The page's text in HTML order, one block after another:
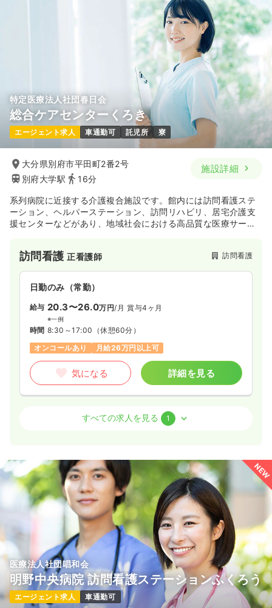
特定医療法人社団春日会
総合ケアセンターくろき
エージェント求人 車通勤可 託児所 寮
大分県別府市平田町2番2号
別府大学駅
16分
施設詳細
系列病院に近接する介護複合施設です。館内には訪問看護ステ
ーション、ヘルパーステーション、訪問リハビリ、居宅介護支
援センターなどがあり、地域社会における高品質な医療サービ
訪問看護正看護師 訪問看護
日勤のみ（常勤）
給与 20.3〜26.0万円/月 賞与4ヶ月
※一例
時間 8:30～17:00 （休憩60分）
オンコールあり
月給26万円以上可
気になる 詳細を見る
正・准看護師
給与 19.4〜30.0万円 賞与4ヶ月
※一例
時間 8:30～17:00（休憩60分）
オンコールあり
月給30万円以上可
気になる 詳細を見る
すべての求人を見る 1
NEW
医療法人社団唱和会
明野中央病院 訪問看護ステーションふくろう
エージェント求人 車通勤可